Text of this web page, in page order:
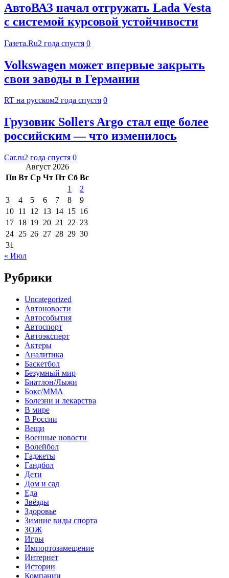
АвтоВАЗ начал отгружать Lada Vesta
с системой курсовой устойчивости
Газета.Ru2 года спустя 0
Volkswagen может впервые закрыть
свои заводы в Германии
RT на русском2 года спустя 0
Грузовик Sollers Argo стал еще более
российским — что изменилось
Car.ru2 года спустя 0
Август 2026
Пн Вт Ср Чт Пт Сб Вс
1
2
3
4 5 6 7 8
9
10 11 12 13 14 15 16
17 18 19 20 21 22 23
24 25 26 27 28 29 30
31
« Июл
Рубрики
Uncategorized
Автоновости
Автособытия
Автоспорт
Автоэксперт
Актеры
Аналитика
Баскетбол
Безумный мир
Биатлон/Лыжи
Бокс/MMA
Болезни и лекарства
В мире
В России
Вещи
Военные новости
Волейбол
Гаджеты
Гандбол
Дети
Дом и сад
Еда
Звёзды
Здоровье
Зимние виды спорта
ЗОЖ
Игры
Импортозамещение
Интернет
Истории
Компании